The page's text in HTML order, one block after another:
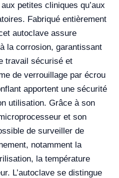
petites cliniques qu’aux
Fabriqué entièrement
autoclave assure
la corrosion, garantissant
travail sécurisé et
de verrouillage par écrou
apportent une sécurité
utilisation. Grâce à son
et son
de surveiller de
notamment la
la température
L’autoclave se distingue